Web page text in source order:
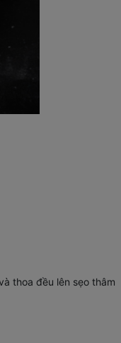
thoa đều lên sẹo thâm